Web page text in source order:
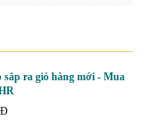
sắp ra giỏ hàng mới - Mua